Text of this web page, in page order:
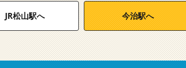
JR松山駅へ 今治駅へ